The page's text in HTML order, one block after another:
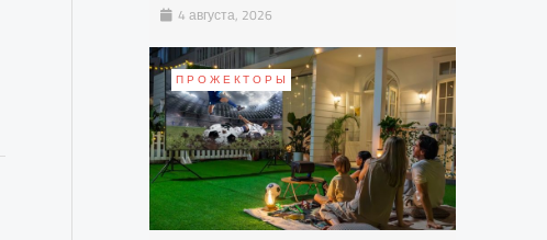
4 августа, 2026
ПРОЖЕКТОРЫ